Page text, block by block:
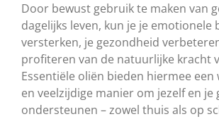
Door bewust gebruik te maken van
dagelijks leven, kun je je emotionele
versterken, je gezondheid
profiteren van de natuurlijke kracht
Essentiële oliën bieden hiermee een
en veelzijdige manier om jezelf en je
ondersteunen – zowel thuis als op